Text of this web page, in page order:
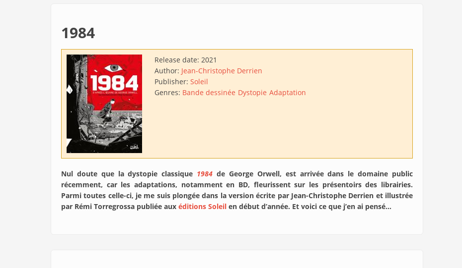
1984
Release date: 2021
Author: Jean-Christophe Derrien
Publisher: Soleil
Genres: Bande dessinée Dystopie Adaptation
Nul doute que la dystopie classique 1984 de George Orwell, est arrivée dans le domaine public
récemment, car les adaptations, notamment en BD, fleurissent sur les présentoirs des librairies.
Parmi toutes celle-ci, je me suis plongée dans la version écrite par Jean-Christophe Derrien et illustrée
par Rémi Torregrossa publiée aux éditions Soleil en début d’année. Et voici ce que j’en ai pensé…